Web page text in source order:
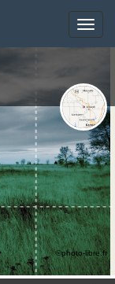
Toggle
©photo-libre.fr
Toggle